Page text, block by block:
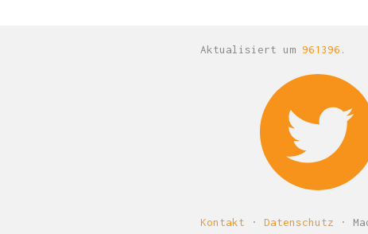
Aktualisiert um 961396 .
Kontakt · Datenschutz ·